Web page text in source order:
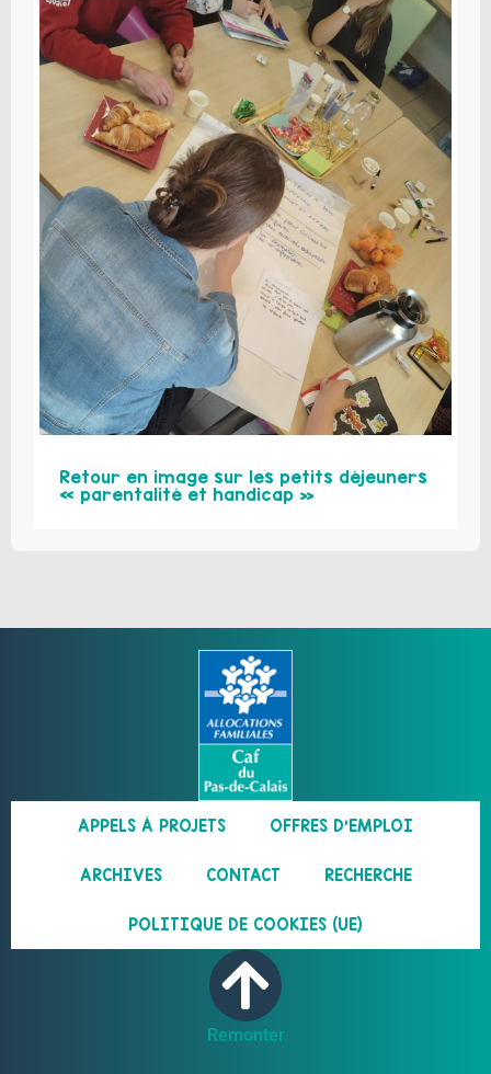
Retour en image sur les petits déjeuners
« parentalité et handicap »
APPELS À PROJETS OFFRES D’EMPLOI
ARCHIVES CONTACT RECHERCHE
POLITIQUE DE COOKIES (UE)
Remonter